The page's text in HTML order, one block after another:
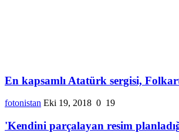
En kapsamlı Atatürk sergisi,
fotonistan Eki 19, 2018 0 19
'Kendini parçalayan resim